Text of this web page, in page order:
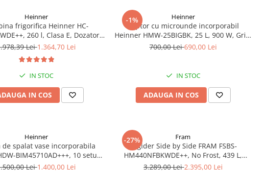
Heinner
frigorifica Heinner HC-
260 l, Clasa E, Dozator
electronic, Iluminare LED,
Lei1.364,70 Lei
IN STOC
IN COS
-1% Heinner
Cuptor cu microunde incorporabil
Heinner HMW-25BIGBK, 25 L, 900 W, Grill,
Display LCD, Sticla Neagra
700,00 Lei690,00 Lei
IN STOC
ADAUGA IN COS
Heinner
de spalat vase incorporabila
BIM45710AD+++, 10 seturi,
LED, Auto-door opening,
Lei1.400,00 Lei
-27% Fram
Frigider Side by Side FRAM FSBS-
HM440NFBKWDE++, No Frost, 439 L,
Dozator apă, Display Touch, Inverter,
3.289,00 Lei2.395,00 Lei